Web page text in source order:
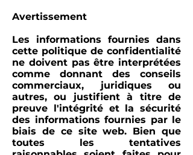
Avertissement
Les informations fournies dans
cette politique de confidentialité
ne doivent pas être interprétées
comme donnant des conseils
commerciaux, juridiques ou
autres, ou justifient à titre de
preuve l'intégrité et la sécurité
des informations fournies par le
biais de ce site web. Bien que
toutes les tentatives